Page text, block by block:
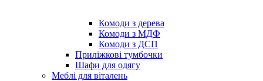
Комоди з дерева
Комоди з МДФ
Комоди з ДСП
Приліжкові тумбочки
Шафи для одягу
Меблі для віталень